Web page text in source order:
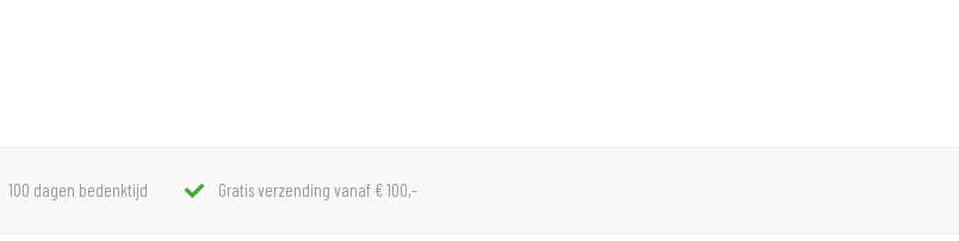
100 dagen bedenktijd Gratis verzending vanaf € 100,-